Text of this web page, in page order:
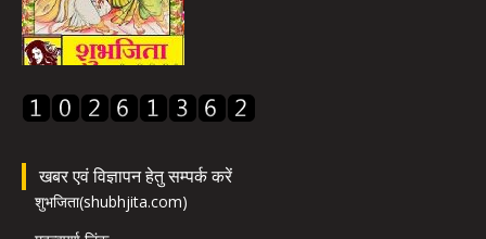
खबर एवं विज्ञापन हेतु सम्पर्क करें
शुभजिता(shubhjita.com)